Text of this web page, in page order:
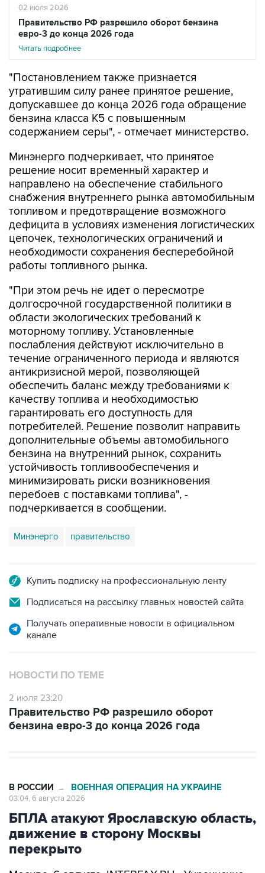
02 июля 2026
Правительство РФ разрешило оборот бензина
евро-3 до конца 2026 года
Читать подробнее
"Постановлением также признается
утратившим силу ранее принятое решение,
допускавшее до конца 2026 года обращение
бензина класса К5 с повышенным
содержанием серы", - отмечает министерство.
Минэнерго подчеркивает, что принятое
решение носит временный характер и
направлено на обеспечение стабильного
снабжения внутреннего рынка автомобильным
топливом и предотвращение возможного
дефицита в условиях изменения логистических
цепочек, технологических ограничений и
необходимости сохранения бесперебойной
работы топливного рынка.
"При этом речь не идет о пересмотре
долгосрочной государственной политики в
области экологических требований к
моторному топливу. Установленные
послабления действуют исключительно в
течение ограниченного периода и являются
антикризисной мерой, позволяющей
обеспечить баланс между требованиями к
качеству топлива и необходимостью
гарантировать его доступность для
потребителей. Решение позволит направить
дополнительные объемы автомобильного
бензина на внутренний рынок, сохранить
устойчивость топливообеспечения и
минимизировать риски возникновения
перебоев с поставками топлива", -
подчеркивается в сообщении.
Минэнерго правительство
Купить подписку на профессиональную ленту
Подписаться на рассылку главных новостей сайта
Получать оперативные новости в официальном
канале
НОВОСТИ ПО ТЕМЕ
2 июля 23:20
Правительство РФ разрешило оборот
бензина евро-3 до конца 2026 года
В РОССИИ → ВОЕННАЯ ОПЕРАЦИЯ НА УКРАИНЕ
03:04, 6 августа 2026
БПЛА атакуют Ярославскую область,
движение в сторону Москвы
перекрыто